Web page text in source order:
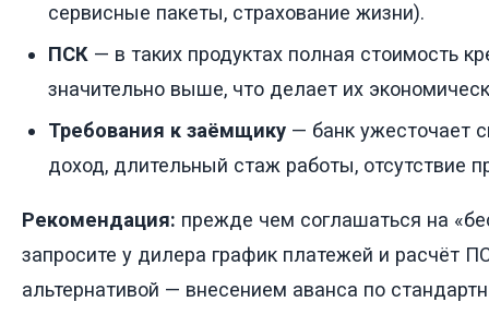
сервисные пакеты, страхование жизни).
ПСК — в таких продуктах полная стоимость
значительно выше, что делает их
Требования к заёмщику — банк ужесточает
доход, длительный стаж работы, отсутствие
Рекомендация: прежде чем соглашаться на
запросите у дилера график платежей и расчёт
альтернативой — внесением аванса по